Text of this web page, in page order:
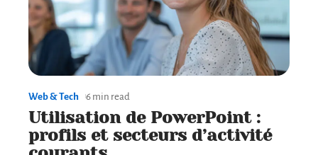
Web & Tech 6 min read
Utilisation de PowerPoint :
profils et secteurs d’activité